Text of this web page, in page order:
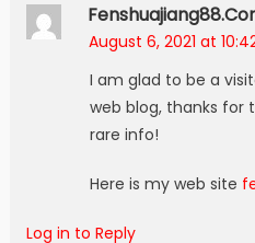
August 6, 2021 at
I am glad to be a
web blog, thanks for
rare info!
Here is my web site
Log in to Reply